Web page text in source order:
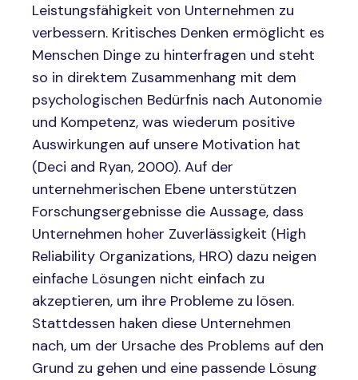
Leistungsfähigkeit von Unternehmen zu
verbessern. Kritisches Denken ermöglicht es
Menschen Dinge zu hinterfragen und steht
so in direktem Zusammenhang mit dem
psychologischen Bedürfnis nach Autonomie
und Kompetenz, was wiederum positive
Auswirkungen auf unsere Motivation hat
(Deci and Ryan, 2000). Auf der
unternehmerischen Ebene unterstützen
Forschungsergebnisse die Aussage, dass
Unternehmen hoher Zuverlässigkeit (High
Reliability Organizations, HRO) dazu neigen
einfache Lösungen nicht einfach zu
akzeptieren, um ihre Probleme zu lösen.
Stattdessen haken diese Unternehmen
nach, um der Ursache des Problems auf den
Grund zu gehen und eine passende Lösung